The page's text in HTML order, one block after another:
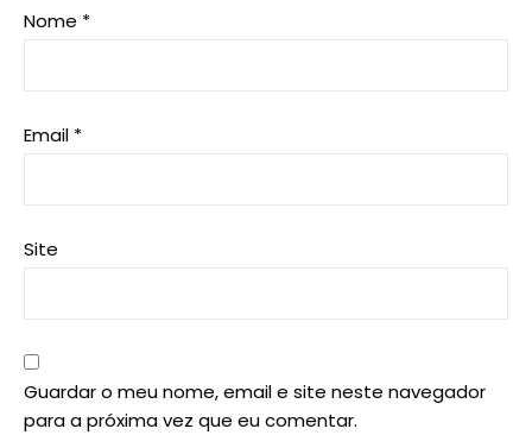
Nome *
Email *
Site
Guardar o meu nome, email e site neste navegador
para a próxima vez que eu comentar.